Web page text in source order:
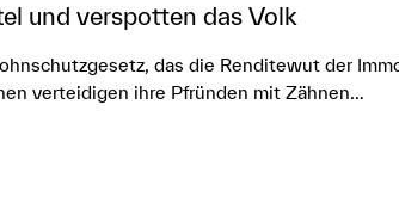
und verspotten das Volk
das die Renditewut der
verteidigen ihre Pfründen mit Zähnen…